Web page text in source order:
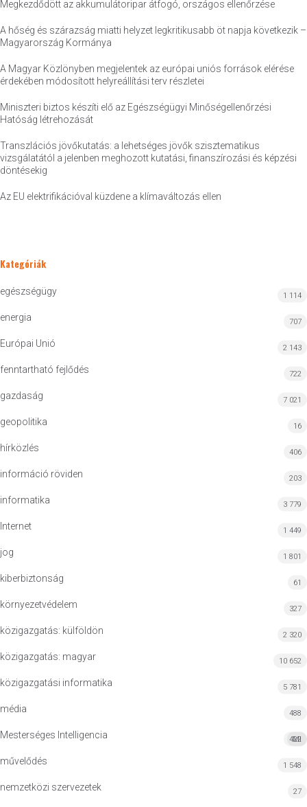
Megkezdődött az akkumulátoripar átfogó, országos ellenőrzése
A hőség és szárazság miatti helyzet legkritikusabb öt napja következik –
Magyarország Kormánya
A Magyar Közlönyben megjelentek az európai uniós források elérése
érdekében módosított helyreállítási terv részletei
Miniszteri biztos készíti elő az Egészségügyi Minőségellenőrzési
Hatóság létrehozását
Transzlációs jövőkutatás: a lehetséges jövők szisztematikus
vizsgálatától a jelenben meghozott kutatási, finanszírozási és képzési
döntésekig
Az EU elektrifikációval küzdene a klímaváltozás ellen
Kategóriák
egészségügy 1 114
energia 707
Európai Unió 2 143
fenntartható fejlődés 722
gazdaság 7 021
geopolitika 16
hírközlés 406
információ röviden 203
informatika 3 779
Internet 1 449
jog 1 801
kiberbiztonság 61
környezetvédelem 327
közigazgatás: külföldön 2 320
közigazgatás: magyar 10 652
közigazgatási informatika 5 781
média 488
Mesterséges Intelligencia MI
422
művelődés 1 548
nemzetközi szervezetek 27